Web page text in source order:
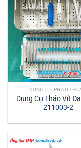
DỤNG CỤ PHẪU
Dụng Cụ Tháo Vít
211003-2